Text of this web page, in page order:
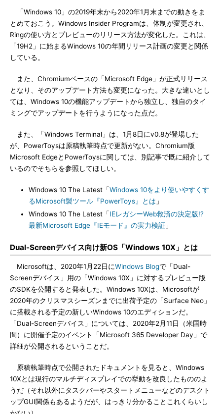
「Windows 10」の2019年末から2020年1月末までの動きをま
とめておこう。Windows Insider Programは、体制が変更され、
Ringの使い方とプレビューのリリース方法が変化した。これは、
「19H2」に始まるWindows 10の年間リリース計画の変更と関係
している。
また、Chromiumベースの「Microsoft Edge」が正式リリース
となり、そのアップデート方法も変更になった。大きな違いとし
ては、Windows 10の機能アップデートから独立し、独自のタイ
ミングでアップデートを行うようになった点だ。
また、「Windows Terminal」は、1月8日にv0.8が登場した
が、PowerToysは原稿執筆時点で更新がない。Chromium版
Microsoft EdgeとPowerToysに関しては、別記事で既に紹介して
いるのでそちらを参照してほしい。
Windows 10 The Latest「Windows 10をより使いやすくす
るMicrosoft製ツール『PowerToys』とは 」
Windows 10 The Latest「IEレガシーWeb救済の決定版!?
最新Microsoft Edge『IEモード』の実力検証 」
Dual-Screenデバイス向け新OS「Windows 10X」とは
Microsoftは、2020年1月22日にWindows Blogで「Dual-
Screenデバイス」用の「Windows 10X」に対するプレビュー版
のSDKを公開すると発表した。Windows 10Xは、Microsoftが
2020年のクリスマスシーズンまでに出荷予定の「Surface Neo」
に搭載される予定の新しいWindows 10のエディションだ。
「Dual-Screenデバイス」については、2020年2月11日（米国時
間）に開催予定のイベント「Microsoft 365 Developer Day」で
詳細が公開されるということだ。
原稿執筆時点で公開されたドキュメントを見ると、Windows
10Xとは現行のマルチディスプレイでの挙動を改良したもののよ
うだ（それ以外にタスクバーやスタートメニューなどのデスクト
ップGUI関係もあるようだが、はっきり分かることこれくらいし